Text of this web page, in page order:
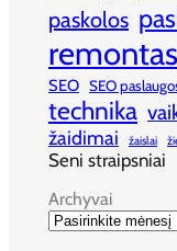
paskolos
remontas
SEO SEO
technika
žaidimai žaislai
Seni straipsniai
Archyvai